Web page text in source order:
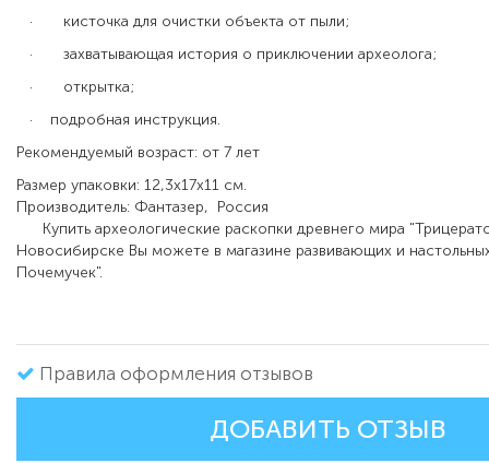
·
кисточка для очистки объекта от пыли;
·
захватывающая история о приключении археолога;
·
открытка;
· подробная инструкция.
Рекомендуемый возраст: от 7 лет
Размер упаковки: 12,3х17х11 см.
Производитель: Фантазер, Россия
Купить археологические раскопки древнего мира
Новосибирске Вы можете в магазине развивающих и
Почемучек".
Правила оформления отзывов
ДОБАВИТЬ ОТЗЫВ